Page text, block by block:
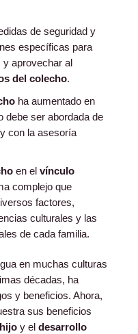
de seguridad y
específicas para
y aprovechar al
del colecho.
ha aumentado en
debe ser abordada de
con la asesoría
en el vínculo
complejo que
factores,
culturales y las
de cada familia.
en muchas culturas
décadas, ha
y beneficios. Ahora,
sus beneficios
y el desarrollo